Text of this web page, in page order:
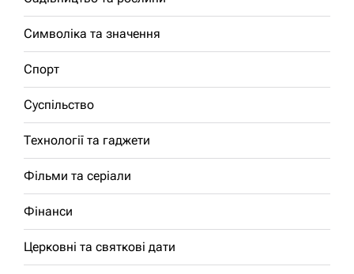
Символіка та значення
Спорт
Суспільство
Технології та гаджети
Фільми та серіали
Фінанси
Церковні та святкові дати